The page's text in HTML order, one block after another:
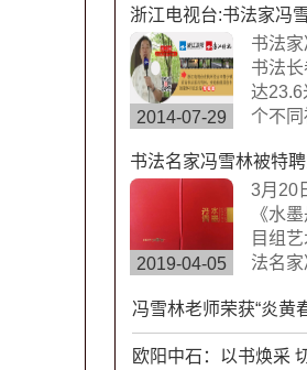
甫的
幅作
楷书
挺劲险
2014-07-29
书法
书法
达23.6
个不
今为
书法作
值。
余杭
此次
2019-04-05
3月20
《水
目组
法名
堂》
教育
“弘扬
欧阳中石：以书焕采